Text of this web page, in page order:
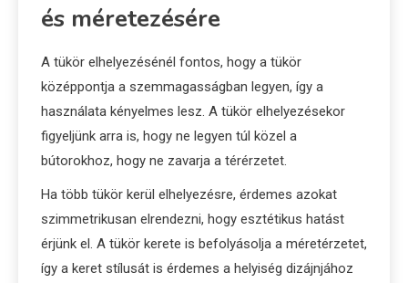
és méretezésére
A tükör elhelyezésénél fontos, hogy a tükör
középpontja a szemmagasságban legyen, így a
használata kényelmes lesz. A tükör elhelyezésekor
figyeljünk arra is, hogy ne legyen túl közel a
bútorokhoz, hogy ne zavarja a térérzetet.
Ha több tükör kerül elhelyezésre, érdemes azokat
szimmetrikusan elrendezni, hogy esztétikus hatást
érjünk el. A tükör kerete is befolyásolja a méretérzetet,
így a keret stílusát is érdemes a helyiség dizájnjához